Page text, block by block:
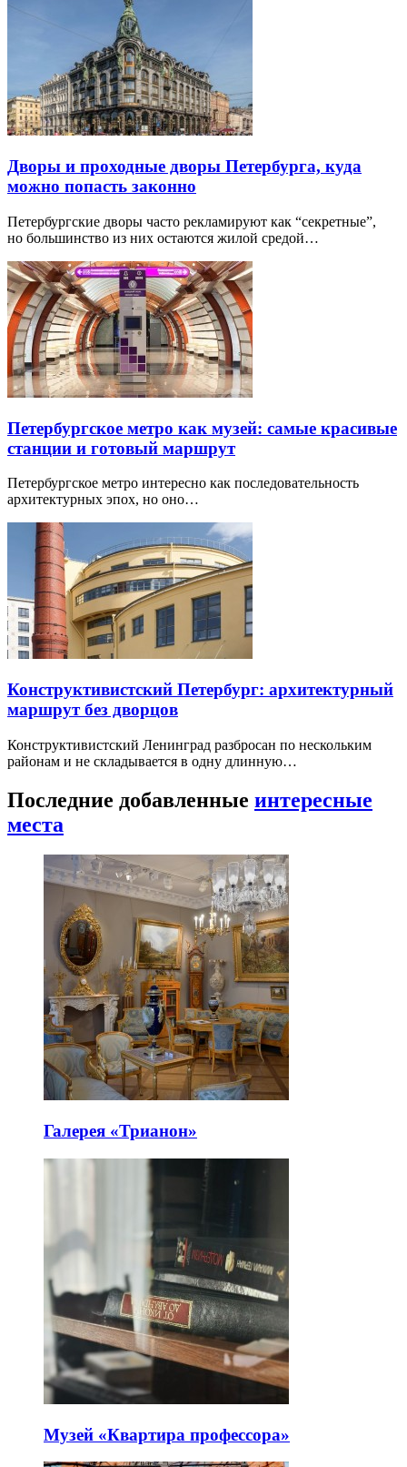
Дворы и проходные дворы Петербурга, куда
можно попасть законно
Петербургские дворы часто рекламируют как “секретные”,
но большинство из них остаются жилой средой…
Петербургское метро как музей: самые красивые
станции и готовый маршрут
Петербургское метро интересно как последовательность
архитектурных эпох, но оно…
Конструктивистский Петербург: архитектурный
маршрут без дворцов
Конструктивистский Ленинград разбросан по нескольким
районам и не складывается в одну длинную…
Последние добавленные интересные
места
Галерея «Трианон»
Музей «Квартира профессора»